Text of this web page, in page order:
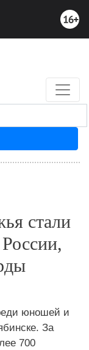
стали
юношей и
За
700